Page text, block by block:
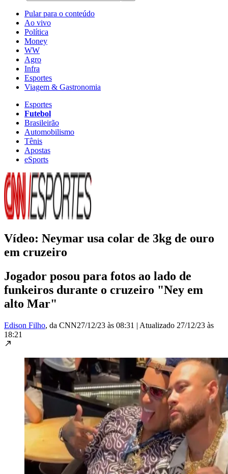
Pular para o conteúdo
Ao vivo
Política
Money
WW
Agro
Infra
Esportes
Viagem & Gastronomia
Esportes
Futebol
Brasileirão
Automobilismo
Tênis
Apostas
eSports
Vídeo: Neymar usa colar de 3kg de ouro
em cruzeiro
Jogador posou para fotos ao lado de
funkeiros durante o cruzeiro "Ney em
alto Mar"
Edison Filho, da CNN27/12/23 às 08:31 | Atualizado 27/12/23 às
18:21